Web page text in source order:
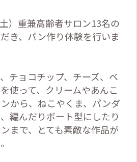
）重兼高齢者サロン13名の
き、パン作り体験を行いま
チョコチップ、チーズ、ベ
使って、クリームやあんこ
から、ねこやくま、パンダ
編んだりボート型にしたり
まで、とても素敵な作品が